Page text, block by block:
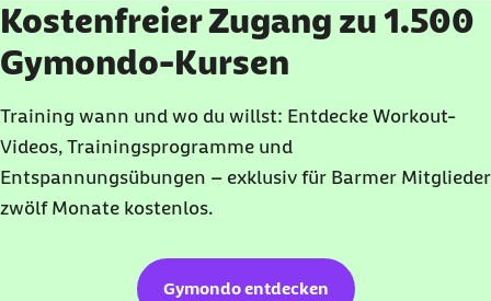
Kostenfreier Zugang zu 1.500
Gymondo-Kursen
Training wann und wo du willst: Entdecke Workout-
Videos, Trainingsprogramme und
Entspannungsübungen – exklusiv für Barmer Mitglieder
zwölf Monate kostenlos.
Gymondo entdecken